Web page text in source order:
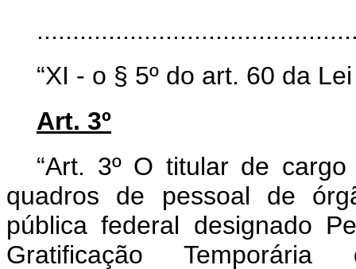
“XI - o § 5º do art. 60 da
Art. 3º
“Art. 3º O titular de
quadros de pessoal de
pública federal designado
Gratificação